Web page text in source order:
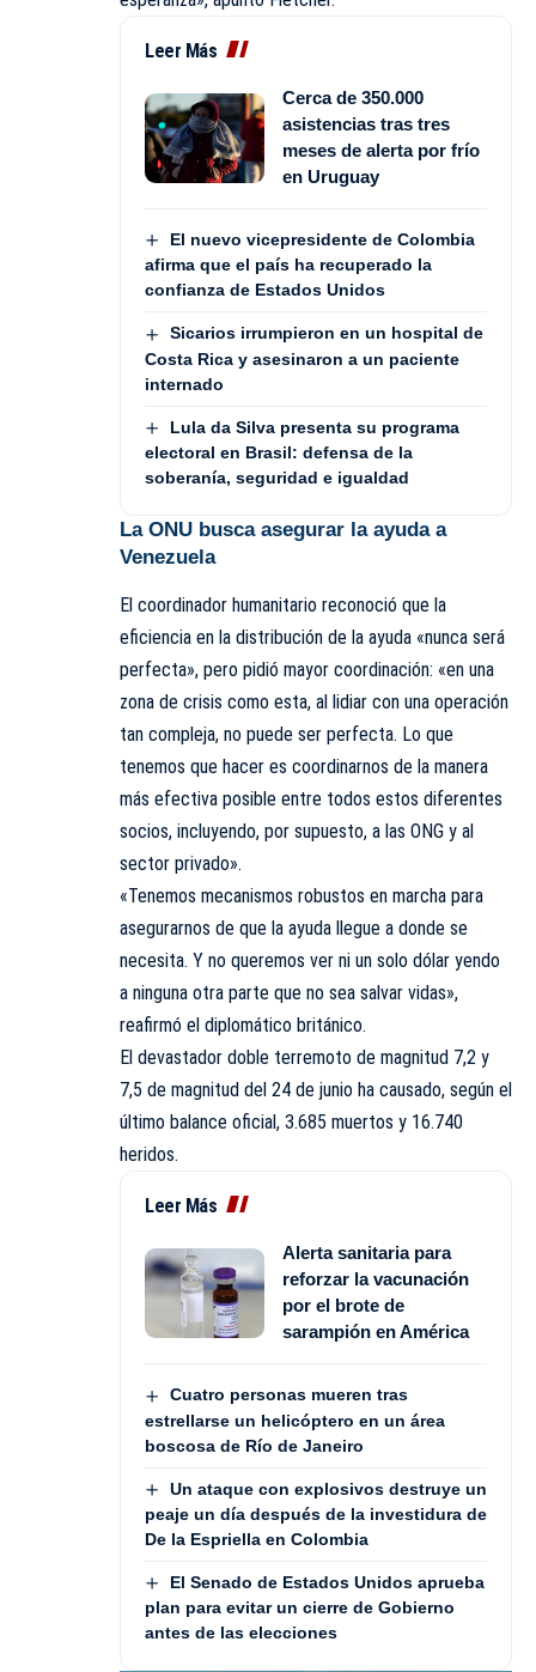
Leer Más
Cerca de 350.000
asistencias tras tres
meses de alerta por frío
en Uruguay
El nuevo vicepresidente de Colombia
afirma que el país ha recuperado la
confianza de Estados Unidos
Sicarios irrumpieron en un hospital de
Costa Rica y asesinaron a un paciente
internado
Lula da Silva presenta su programa
electoral en Brasil: defensa de la
soberanía, seguridad e igualdad
La ONU busca asegurar la ayuda a
Venezuela
El coordinador humanitario reconoció que la
eficiencia en la distribución de la ayuda «nunca será
perfecta», pero pidió mayor coordinación: «en una
zona de crisis como esta, al lidiar con una operación
tan compleja, no puede ser perfecta. Lo que
tenemos que hacer es coordinarnos de la manera
más efectiva posible entre todos estos diferentes
socios, incluyendo, por supuesto, a las ONG y al
sector privado».
«Tenemos mecanismos robustos en marcha para
asegurarnos de que la ayuda llegue a donde se
necesita. Y no queremos ver ni un solo dólar yendo
a ninguna otra parte que no sea salvar vidas»,
reafirmó el diplomático británico.
El devastador doble terremoto de magnitud 7,2 y
7,5 de magnitud del 24 de junio ha causado, según el
último balance oficial, 3.685 muertos y 16.740
heridos.
Leer Más
Alerta sanitaria para
reforzar la vacunación
por el brote de
sarampión en América
Cuatro personas mueren tras
estrellarse un helicóptero en un área
boscosa de Río de Janeiro
Un ataque con explosivos destruye un
peaje un día después de la investidura de
De la Espriella en Colombia
El Senado de Estados Unidos aprueba
plan para evitar un cierre de Gobierno
antes de las elecciones